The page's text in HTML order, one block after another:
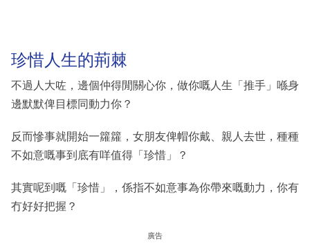
珍惜人生的荊棘
不過人大咗，邊個仲得閒關心你，做你嘅人生「推手」喺身
邊默默俾目標同動力你？
反而慘事就開始一籮籮，女朋友俾帽你戴、親人去世，種種
不如意嘅事到底有咩值得「珍惜」？
其實呢到嘅「珍惜」，係指不如意事為你帶來嘅動力，你有
冇好好把握？
廣告